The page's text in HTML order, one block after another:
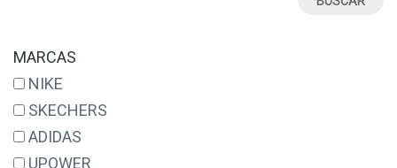
28
28½
29
30
31
MARCAS
NIKE
SKECHERS
ADIDAS
UPOWER